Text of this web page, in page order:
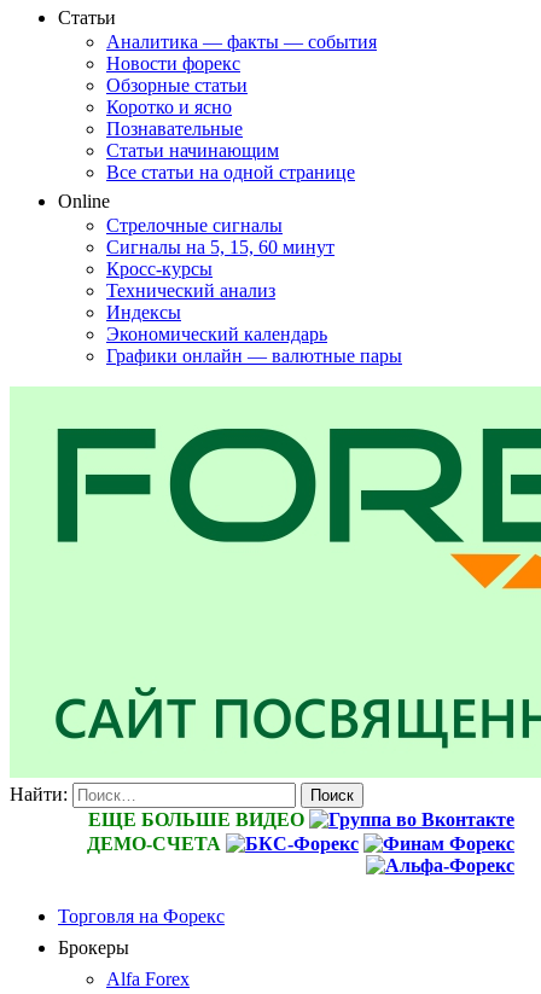
Статьи
Аналитика — факты — события
Новости форекс
Обзорные статьи
Коротко и ясно
Познавательные
Статьи начинающим
Все статьи на одной странице
Online
Стрелочные сигналы
Сигналы на 5, 15, 60 минут
Кросс-курсы
Технический анализ
Индексы
Экономический календарь
Графики онлайн — валютные пары
Найти:
ЕЩЕ БОЛЬШЕ ВИДЕО
ДЕМО-СЧЕТА
Торговля на Форекс
Брокеры
Alfa Forex